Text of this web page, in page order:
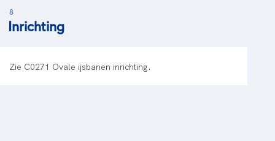
8
Inrichting
Zie C0271 Ovale ijsbanen inrichting.